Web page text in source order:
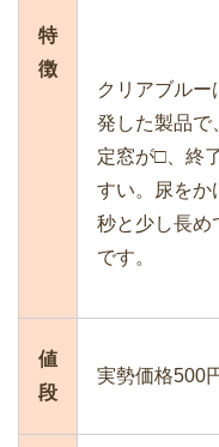
特
徴
クリアブルー
発した製品で
定窓が□、終
すい。尿をか
秒と少し長め
です。
値
段
実勢価格500